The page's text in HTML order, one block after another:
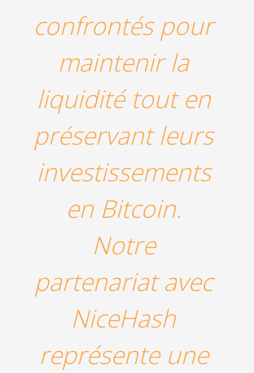
confrontés pour
maintenir la
liquidité tout en
préservant leurs
investissements
en Bitcoin.
Notre
partenariat avec
NiceHash
représente une